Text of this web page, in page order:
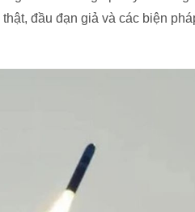
đầu đạn giả và các biện